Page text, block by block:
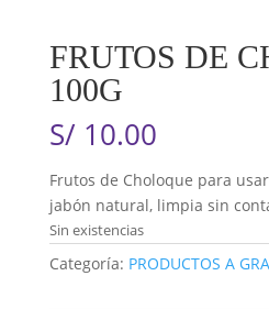
FRUTOS DE
100G
S/ 10.00
Frutos de Choloque para
jabón natural, limpia sin
Sin existencias
Categoría: PRODUCTOS A